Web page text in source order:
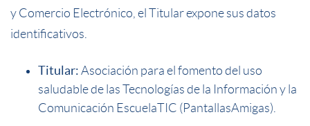
y Comercio Electrónico, el Titular expone sus datos
identificativos.
Titular: Asociación para el fomento del uso
saludable de las Tecnologías de la Información y la
Comunicación EscuelaTIC (PantallasAmigas).